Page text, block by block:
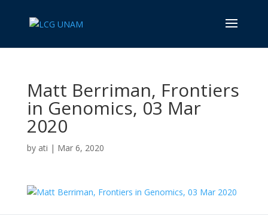
Matt Berriman, Frontiers
in Genomics, 03 Mar
2020
by ati | Mar 6, 2020